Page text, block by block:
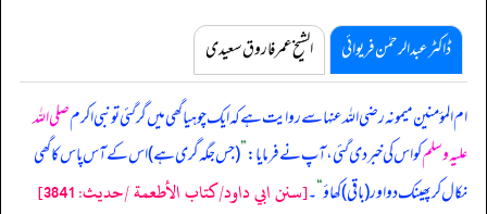
ڈاکٹر عبدالرحمٰن فریوائی الشیخ عمر فاروق سعیدی
ام المؤمنین میمونہ رضی اللہ عنہا سے روایت ہے کہایک چوہیا گھی میں گر گئی تو نبی اکرمصلی اللہ
علیہ وسلمکو اس کی خبر دی گئی، آپ نے فرمایا:”(جس جگہ گری ہے) اس کے آس پاس کا گھی
نکال کر پھینک دو اور (باقی) کھاؤ“۔[سنن ابي داود/كتاب الأطعمة /حدیث: 3841]